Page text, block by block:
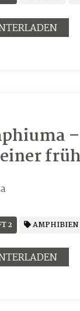
2 AMPHIBIEN